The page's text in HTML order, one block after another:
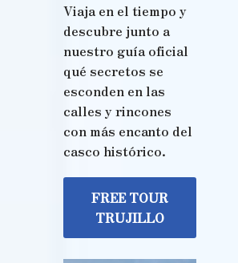
Viaja en el tiempo y
descubre junto a
nuestro guía oficial
qué secretos se
esconden en las
calles y rincones
con más encanto del
casco histórico.
FREE TOUR
TRUJILLO